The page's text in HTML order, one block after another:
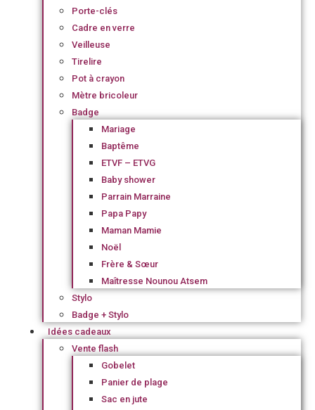
Porte-clés
Cadre en verre
Veilleuse
Tirelire
Pot à crayon
Mètre bricoleur
Badge
Mariage
Baptême
ETVF – ETVG
Baby shower
Parrain Marraine
Papa Papy
Maman Mamie
Noël
Frère & Sœur
Maîtresse Nounou Atsem
Stylo
Badge + Stylo
Idées cadeaux
Vente flash
Gobelet
Panier de plage
Sac en jute